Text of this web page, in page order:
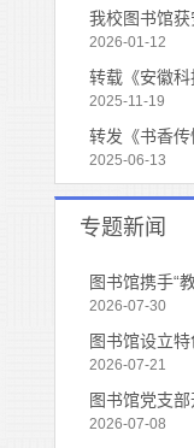
我校图书馆获
2026-01-12
转载《安徽
2025-11-19
转发《书香
2025-06-13
专题新闻
图书馆携手“
2026-07-30
图书馆设立
2026-07-21
图书馆党支
2026-07-08